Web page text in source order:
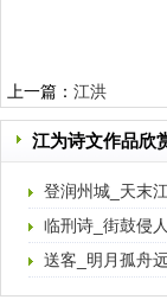
上一篇： 江洪
江为诗文作品欣
登润州城_天末
临刑诗_街鼓侵
送客_明月孤舟